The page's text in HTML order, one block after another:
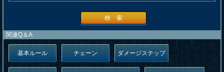
検 索
関連Q＆A
基本ルール チェーン ダメージステップ